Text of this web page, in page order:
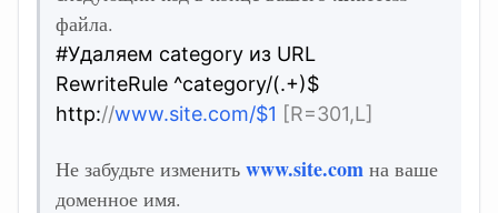
файла.
#Удаляем category из URL
RewriteRule ^category/(.+)$
http://www.site.com/$1 [R=301,L]
Не забудьте изменитьwww.site.com на ваше
доменное имя.